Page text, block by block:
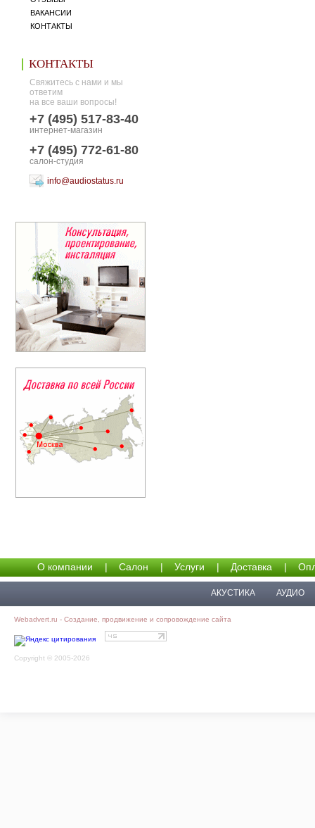
ВАКАНСИИ
КОНТАКТЫ
КОНТАКТЫ
Свяжитесь с нами и мы
ответим
на все ваши вопросы!
+7 (495) 517-83-40
интернет-магазин
+7 (495) 772-61-80
салон-студия
info@audiostatus.ru
О компании | Салон | Услуги | Доставка |
АКУСТИКА АУДИО
Webadvert.ru - Создание, продвижение и сопровождение сайта
Copyright © 2005-2026